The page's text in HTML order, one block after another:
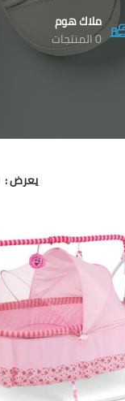
ملاك هوم
0 المنتجات
يعرض